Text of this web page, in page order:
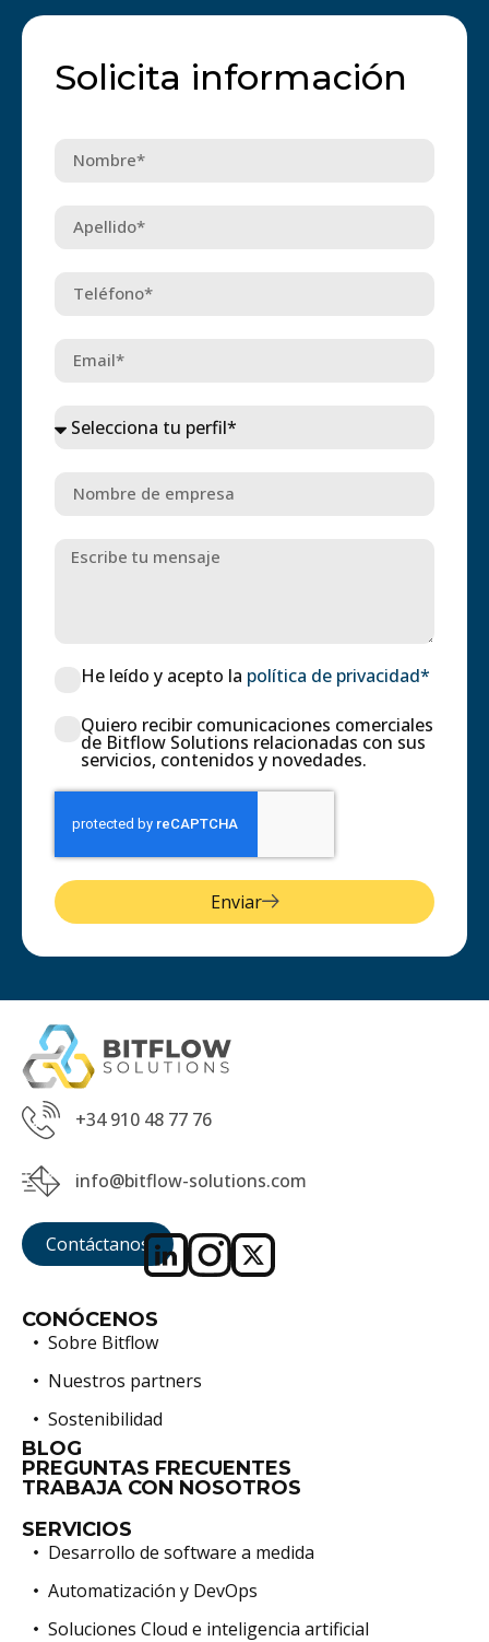
Solicita información
He leído y acepto la política de privacidad*
Quiero recibir comunicaciones comerciales
de Bitflow Solutions relacionadas con sus
servicios, contenidos y novedades.
Enviar
+34 910 48 77 76
info@bitflow-solutions.com
CONÓCENOS
Sobre Bitflow
Nuestros partners
Sostenibilidad
BLOG
PREGUNTAS FRECUENTES
TRABAJA CON NOSOTROS
SERVICIOS
Desarrollo de software a medida
Automatización y DevOps
Soluciones Cloud e inteligencia artificial
Contáctanos